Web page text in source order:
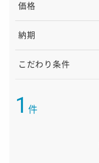
価格
納期
こだわり条件
1 件